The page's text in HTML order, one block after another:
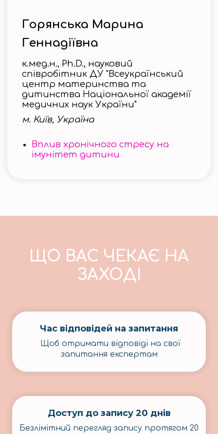
Горянська Марина
Геннадіївна
к.мед.н., Ph.D., науковий
співробітник ДУ "Всеукраїнський
центр материнства та
дитинства Національної академії
медичних наук України"
м. Київ, Україна
Вплив хронічного стресу на
імунітет дитини
ЩО ВАС ЧЕКАЄ НА
ЗАХОДІ
Час відповідей на запитання
Щоб отримати відповіді на свої
запитання експертам
Доступ до запису 20 днів
Безлімітний перегляд запису протягом 20